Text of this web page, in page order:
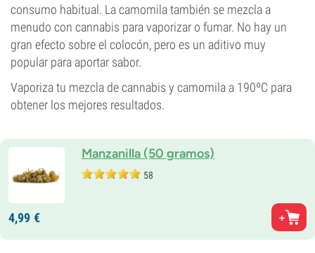
consumo habitual. La camomila también se mezcla a
menudo con cannabis para vaporizar o fumar. No hay un
gran efecto sobre el colocón, pero es un aditivo muy
popular para aportar sabor.
Vaporiza tu mezcla de cannabis y camomila a 190ºC para
obtener los mejores resultados.
Manzanilla (50 gramos)
58
4,99 €